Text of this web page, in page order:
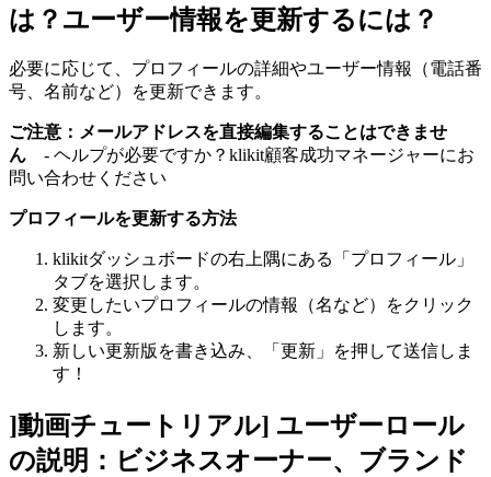
は？ユーザー情報を更新するには？
必要に応じて、プロフィールの詳細やユーザー情報（電話番
号、名前など）を更新できます。
ご注意：メールアドレスを直接編集することはできませ
ん - ヘルプが必要ですか？klikit顧客成功マネージャーにお
問い合わせください
プロフィールを更新する方法
klikitダッシュボードの右上隅にある「プロフィール」
タブを選択します。
変更したいプロフィールの情報（名など）をクリック
します。
新しい更新版を書き込み、「更新」を押して送信しま
す！
]動画チュートリアル] ユーザーロール
の説明：ビジネスオーナー、ブランド